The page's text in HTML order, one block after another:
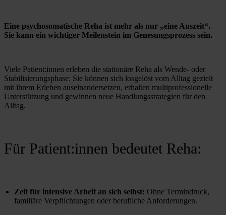
Eine psychosomatische Reha ist mehr als nur „eine Auszeit“.
Sie kann ein wichtiger Meilenstein im Genesungsprozess sein.
Viele Patient:innen erleben die stationäre Reha als Wende- oder
Stabilisierungsphase: Sie können sich losgelöst vom Alltag gezielt
mit ihrem Erleben auseinandersetzen, erhalten multiprofessionelle
Unterstützung und gewinnen neue Handlungsstrategien für den
Alltag.
Für Patient:innen bedeutet Reha:
Zeit für intensive Arbeit an sich selbst: Ohne Termindruck,
familiäre Verpflichtungen oder berufliche Anforderungen.